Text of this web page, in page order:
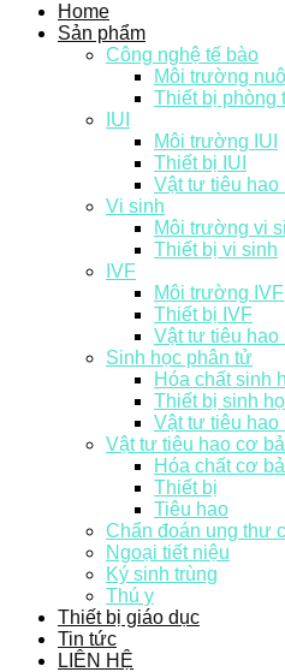
Home
Sản phẩm
Công nghệ tế bào
Môi trường
Thiết bị phòng
IUI
Môi trường IUI
Thiết bị IUI
Vật tư tiêu hao
Vi sinh
Môi trường vi
Thiết bị vi sinh
IVF
Môi trường IVF
Thiết bị IVF
Vật tư tiêu hao
Sinh học phân tử
Hóa chất sinh
Thiết bị sinh
Vật tư tiêu hao
Vật tư tiêu hao cơ
Hóa chất cơ
Thiết bị
Tiêu hao
Chẩn đoán ung thư
Ngoại tiết niệu
Ký sinh trùng
Thú y
Thiết bị giáo dục
Tin tức
LIÊN HỆ